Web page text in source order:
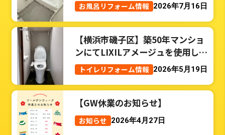
お風呂リフォーム情報 2026年7月16日
【横浜市磯子区】築50年マンショ
ンにてLIXILアメージュを使用した
トイレリフォーム事例
トイレリフォーム情報 2026年5月19日
【GW休業のお知らせ】
お知らせ 2026年4月27日